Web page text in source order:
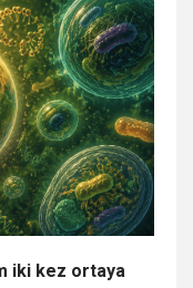
iki kez ortaya